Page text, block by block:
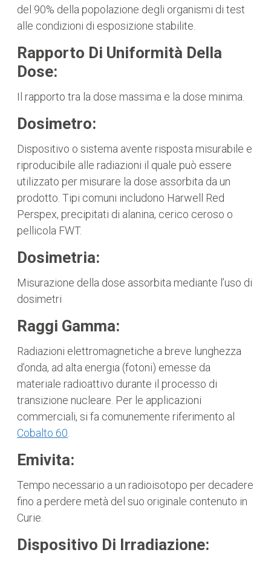
del 90% della popolazione degli organismi di test
alle condizioni di esposizione stabilite.
Rapporto Di Uniformità Della
Dose:
Il rapporto tra la dose massima e la dose minima.
Dosimetro:
Dispositivo o sistema avente risposta misurabile e
riproducibile alle radiazioni il quale può essere
utilizzato per misurare la dose assorbita da un
prodotto. Tipi comuni includono Harwell Red
Perspex, precipitati di alanina, cerico ceroso o
pellicola FWT.
Dosimetria:
Misurazione della dose assorbita mediante l’uso di
dosimetri
Raggi Gamma:
Radiazioni elettromagnetiche a breve lunghezza
d’onda, ad alta energia (fotoni) emesse da
materiale radioattivo durante il processo di
transizione nucleare. Per le applicazioni
commerciali, si fa comunemente riferimento al
Cobalto 60
Emivita:
Tempo necessario a un radioisotopo per decadere
fino a perdere metà del suo originale contenuto in
Curie.
Dispositivo Di Irradiazione: